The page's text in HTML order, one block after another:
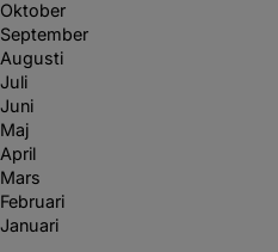
Oktober
September
Augusti
Juli
Juni
Maj
April
Mars
Februari
Januari